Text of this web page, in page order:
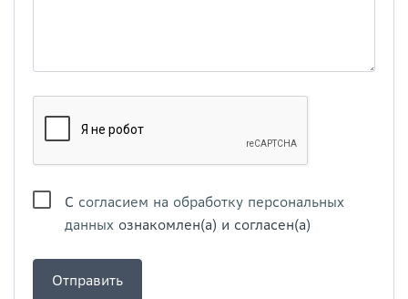
С согласием на обработку персональных
данных ознакомлен(а) и согласен(а)